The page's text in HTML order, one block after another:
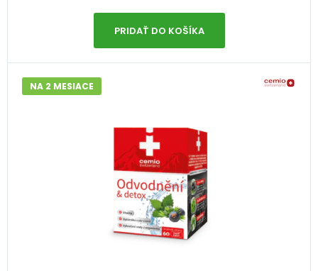
PRIDAŤ DO KOŠÍKA
NA 2 MESIACE